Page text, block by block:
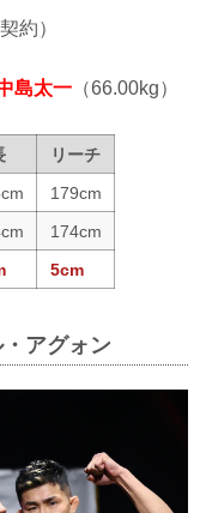
約）
島太一 （66.00kg）
リーチ
179cm
174cm
5cm
アグォン